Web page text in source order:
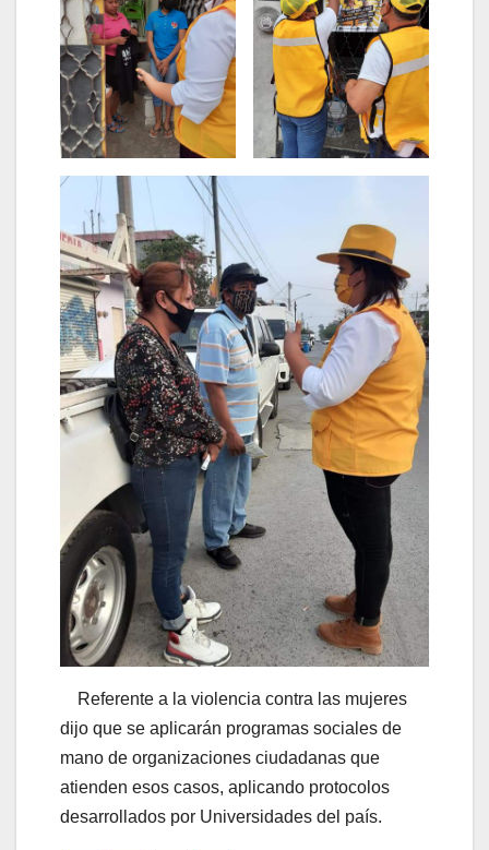
Referente a la violencia contra las mujeres
dijo que se aplicarán programas sociales de
mano de organizaciones ciudadanas que
atienden esos casos, aplicando protocolos
desarrollados por Universidades del país.